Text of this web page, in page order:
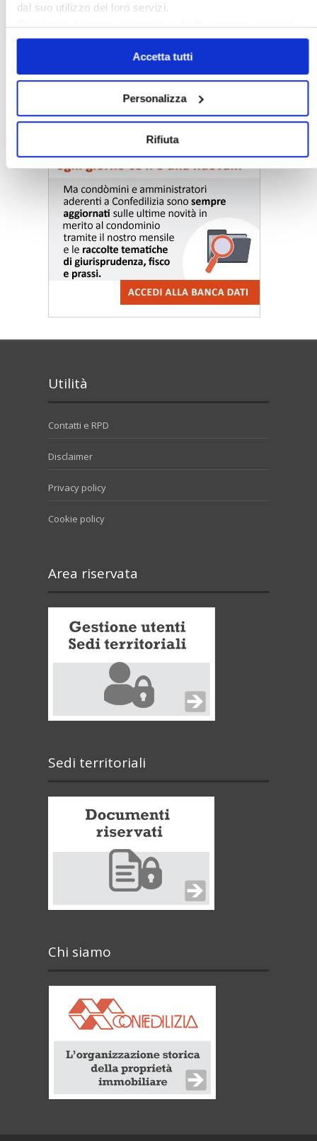
dal suo utilizzo dei loro servizi.
Chiudendo il banner cliccando sullaXverranno accettati
solo i cookie necessari.
Accetta tutti
Personalizza
Rifiuta
〉 Notizie e Banche dati
Utilità
Contatti e RPD
Disclaimer
Privacy policy
Cookie policy
Area riservata
Sedi territoriali
Chi siamo